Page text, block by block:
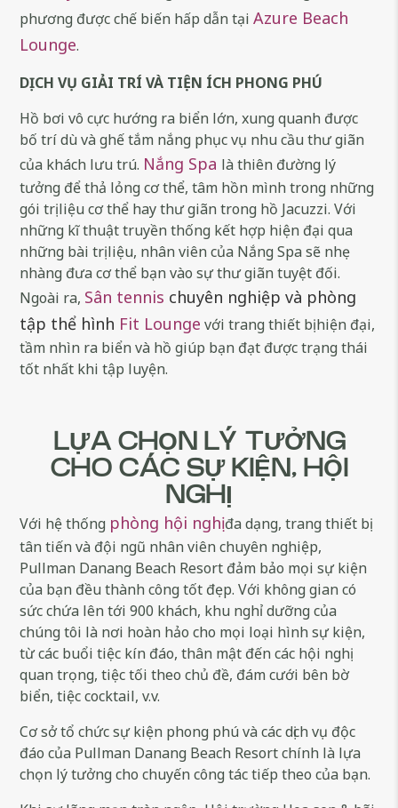
phương được chế biến hấp dẫn tạiAzure Beach
Lounge.
DỊCH VỤ GIẢI TRÍ VÀ TIỆN ÍCH PHONG PHÚ
Hồ bơi vô cực hướng ra biển lớn, xung quanh được
bố trí dù và ghế tắm nắng phục vụ nhu cầu thư giãn
của khách lưu trú. Nắng Spa là thiên đường lý
tưởng để thả lỏng cơ thể, tâm hồn mình trong những
gói trị liệu cơ thể hay thư giãn trong hồ Jacuzzi. Với
những kĩ thuật truyền thống kết hợp hiện đại qua
những bài trị liệu, nhân viên của Nắng Spa sẽ nhẹ
nhàng đưa cơ thể bạn vào sự thư giãn tuyệt đối.
Ngoài ra, Sân tennis chuyên nghiệp và phòng
tập thể hình Fit Lounge với trang thiết bị hiện đại,
tầm nhìn ra biển và hồ giúp bạn đạt được trạng thái
tốt nhất khi tập luyện.
LỰA CHỌN LÝ TƯỞNG
CHO CÁC SỰ KIỆN, HỘI
NGHỊ
Với hệ thống phòng hội nghịđa dạng, trang thiết bị
tân tiến và đội ngũ nhân viên chuyên nghiệp,
Pullman Danang Beach Resort đảm bảo mọi sự kiện
của bạn đều thành công tốt đẹp. Với không gian có
sức chứa lên tới 900 khách, khu nghỉ dưỡng của
chúng tôi là nơi hoàn hảo cho mọi loại hình sự kiện,
từ các buổi tiệc kín đáo, thân mật đến các hội nghị
quan trọng, tiệc tối theo chủ đề, đám cưới bên bờ
biển, tiệc cocktail, v.v.
Cơ sở tổ chức sự kiện phong phú và các dịch vụ độc
đáo của Pullman Danang Beach Resort chính là lựa
chọn lý tưởng cho chuyến công tác tiếp theo của bạn.